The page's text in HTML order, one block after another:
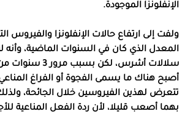
الإنفلونزا الموجودة.
ولفت إلى ارتفاع حالات الإنفلونزا والفيروس
المعدل الذي كان في السنوات الماضية، وأنه
سلالات أشرس، لكن
أصبح هناك ما يسمى الفجوة أو الفراغ
تتعرض لهذين الفيروسين خلال الجائحة،
بهما أصعب قليلا، لأن ردة الفعل المناعية